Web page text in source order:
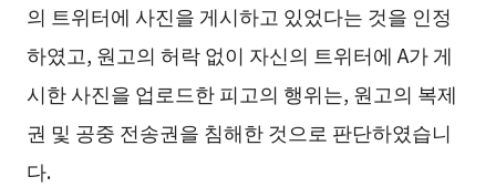
의 트위터에 사진을 게시하고 있었다는 것을 인정
하였고, 원고의 허락 없이 자신의 트위터에 A가 게
시한 사진을 업로드한 피고의 행위는, 원고의 복제
권 및 공중 전송권을 침해한 것으로 판단하였습니
다.